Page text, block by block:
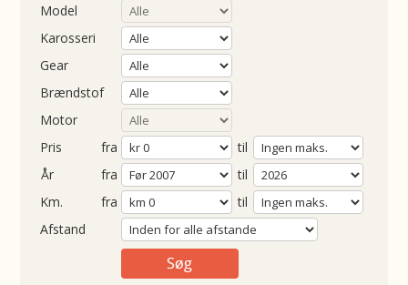
Model
Karosseri
Gear
Brændstof
Motor
Pris
fra
til
fra
til
fra
til
Afstand